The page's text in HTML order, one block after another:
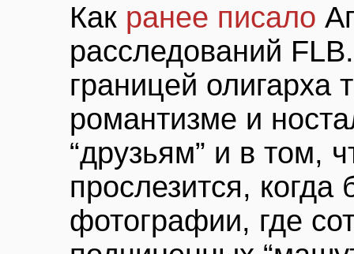
Как ранее писало
расследований
границей олигарха
романтизме и
“друзьям” и в том,
прослезится, когда
фотографии, где